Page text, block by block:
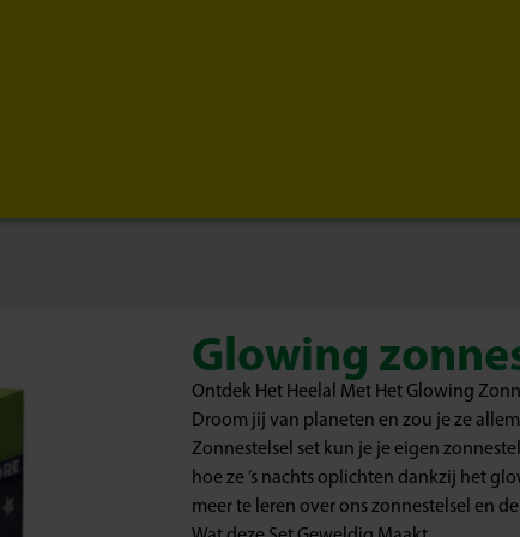
Glowing
Ontdek Het Heelal Met Het Glowing
Droom jij van planeten en zou je ze
Zonnestelsel set kun je je eigen
hoe ze ’s nachts oplichten dankzij het
meer te leren over ons zonnestelsel en